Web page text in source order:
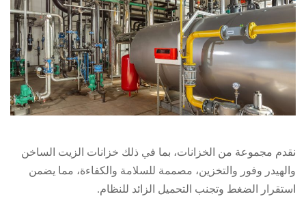
نقدم مجموعة من الخزانات، بما في ذلك خزانات الزيت الساخن
والهيدر وفور والتخزين، مصممة للسلامة والكفاءة، مما يضمن
استقرار الضغط وتجنب التحميل الزائد للنظام.